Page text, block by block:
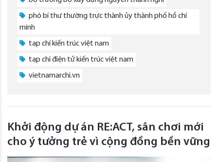
phó bí thư thường trực thành ủy thành phố hồ chí
minh
tạp chí kiến trúc việt nam
tạp chí điện tử kiến trúc việt nam
vietnamarchi.vn
Khởi động dự án RE:ACT, sân chơi mới
cho ý tưởng trẻ vì cộng đồng bền vững